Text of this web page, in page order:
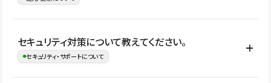
はい。CMSやコンポーネントを活用して更新範囲を設計しておく
ことで、デザインを崩しにくい状態で運用できます。 さらにコン
セキュリティ対策について教えてください。
セキュリティ・サポートについて